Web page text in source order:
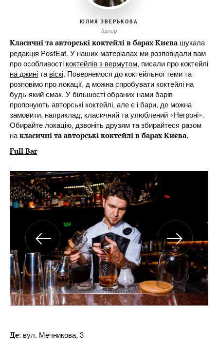
ЮЛИЯ ЗВЕРЬКОВА
Автор
Класичні та авторські коктейлі в барах Києвашукала
редакція PostEat. У наших матеріалах ми розповідали вам
про особливості коктейлів з вермутом, писали про коктейлі
на джиніта віскі. Повернемося до коктейльної теми та
розповімо про локації, д можна спробувати коктейлі на
будь-який смак. У більшості обраних нами барів
пропонують авторські коктейлі, але є і бари, де можна
замовити, наприклад, класичний та улюблений «Негроні».
Обирайте локацію, дзвоніть друзям та збирайтеся разом
на класичні та авторські коктейлі в барах Києва.
Full Bar
Де: вул. Мечникова, 3